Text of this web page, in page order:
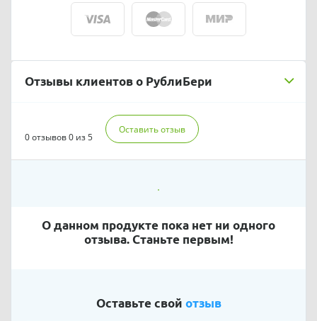
Отзывы клиентов о РублиБери
0 отзывов0 из 5
Оставить отзыв
О данном продукте пока нет ни одного
отзыва. Станьте первым!
Оставьте свой отзыв